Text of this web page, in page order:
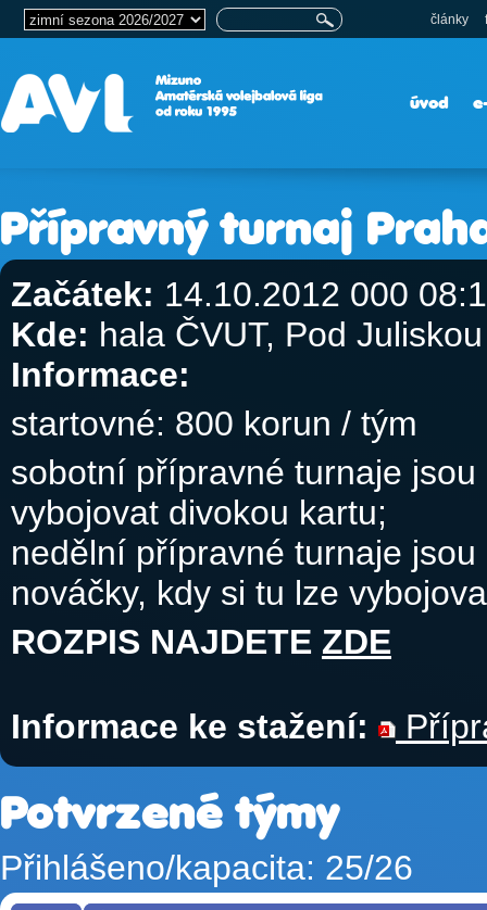
články
úvod
Přípravný turnaj
Začátek: 14.10.2012 000
Kde: hala ČVUT, Pod Juliskou
Informace:
startovné: 800 korun / tým
sobotní přípravné turnaje
vybojovat divokou kartu;
nedělní přípravné turnaje
nováčky, kdy si tu lze
ROZPIS NAJDETE ZDE
Informace ke stažení:
Potvrzené týmy
Přihlášeno/kapacita: 25/26